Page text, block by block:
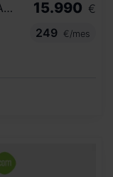
2.0 TDCI 132KW POWERSHIFT TITANIUM
15.990 €
249
€/mes